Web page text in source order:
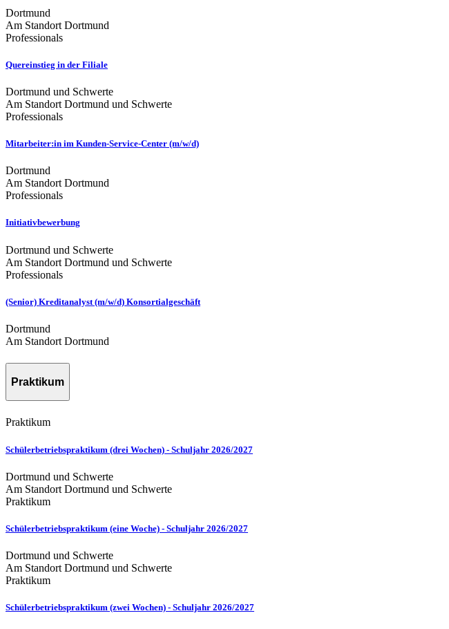
Dortmund
Am Standort Dortmund
Professionals
Quereinstieg in der Filiale
Dortmund und Schwerte
Am Standort Dortmund und Schwerte
Professionals
Mitarbeiter:in im Kunden-Service-Center (m/w/d)
Dortmund
Am Standort Dortmund
Professionals
Initiativbewerbung
Dortmund und Schwerte
Am Standort Dortmund und Schwerte
Professionals
(Senior) Kreditanalyst (m/w/d) Konsortialgeschäft
Dortmund
Am Standort Dortmund
Praktikum
Praktikum
Schülerbetriebspraktikum (drei Wochen) - Schuljahr 2026/2027
Dortmund und Schwerte
Am Standort Dortmund und Schwerte
Praktikum
Schülerbetriebspraktikum (eine Woche) - Schuljahr 2026/2027
Dortmund und Schwerte
Am Standort Dortmund und Schwerte
Praktikum
Schülerbetriebspraktikum (zwei Wochen) - Schuljahr 2026/2027